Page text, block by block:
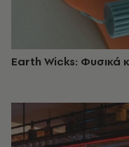
Earth Wicks: Φυσικά